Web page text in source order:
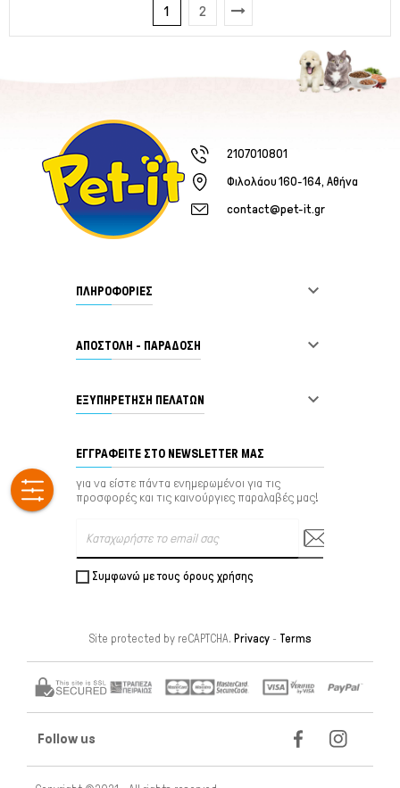
1 2
2107010801
Φιλολάου 160-164, Αθήνα
contact@pet-it.gr
ΠΛΗΡΟΦΟΡΙΕΣ 
ΑΠΟΣΤΟΛΗ - ΠΑΡΑΔΟΣΗ 
ΕΞΥΠΗΡΈΤΗΣΗ ΠΕΛΑΤΏΝ 
ΕΓΓΡΑΦΕΊΤΕ ΣΤΟ NEWSLETTER ΜΑΣ
για να είστε πάντα ενημερωμένοι για τις
προσφορές και τις καινούργιες παραλαβές μας!
Συμφωνώ με τους όρους χρήσης
Site protected by reCAPTCHA. Privacy- Terms
Follow us